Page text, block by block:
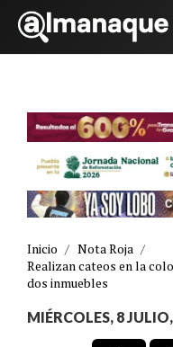
Inicio / Nota Roja /
Realizan cateos en la
dos inmuebles
MIÉRCOLES, 8